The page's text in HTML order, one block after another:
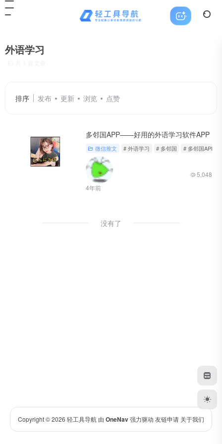
外语学习
排序 发布 更新 浏览 点赞
多邻国APP——好用的外语学习软件APP
微信推文 # 外语学习 # 多邻国 # 多邻国APP
4年前
5,048
没有了
Copyright © 2026 轻工具导航 由 OneNav强力驱动 友链申请 关于我们